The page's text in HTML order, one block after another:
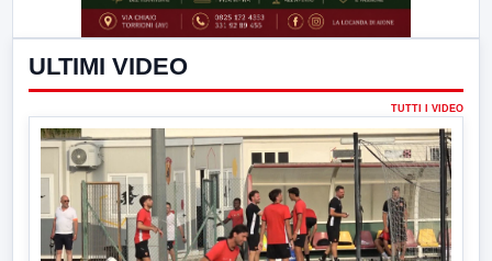
ULTIMI VIDEO
TUTTI I VIDEO